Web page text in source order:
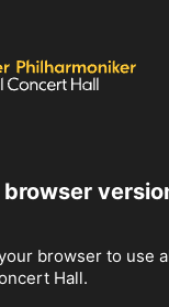
browser
browser to use
Hall.